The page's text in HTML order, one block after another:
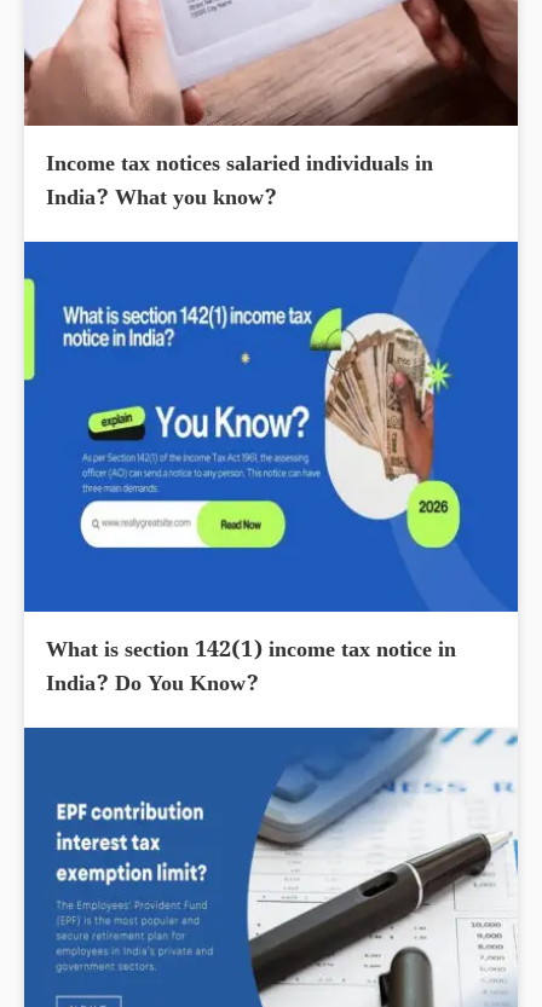
Income tax notices salaried individuals in
India? What you know?
What is section 142(1) income tax notice in
India? Do You Know?